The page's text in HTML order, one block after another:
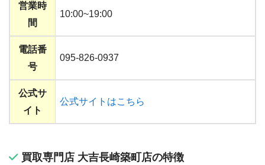
営業時
間
10:00~19:00
電話番
号
095-826-0937
公式サ
イト
公式サイトはこちら
買取専門店 大吉長崎築町店の特徴